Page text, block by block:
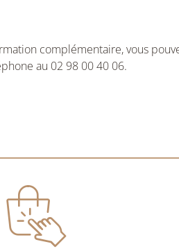
complémentaire, vous
au 02 98 00 40 06.